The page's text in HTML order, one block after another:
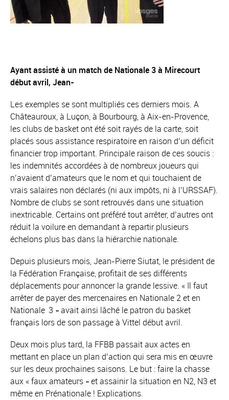
Ayant assisté à un match de Nationale 3 à Mirecourt
début avril, Jean-
Les exemples se sont multipliés ces derniers mois. A
Châteauroux, à Luçon, à Bourbourg, à Aix-en-Provence,
les clubs de basket ont été soit rayés de la carte, soit
placés sous assistance respiratoire en raison d’un déficit
financier trop important. Principale raison de ces soucis :
les indemnités accordées à de nombreux joueurs qui
n’avaient d’amateurs que le nom et qui touchaient de
vrais salaires non déclarés (ni aux impôts, ni à l’URSSAF).
Nombre de clubs se sont retrouvés dans une situation
inextricable. Certains ont préféré tout arrêter, d’autres ont
réduit la voilure en demandant à repartir plusieurs
échelons plus bas dans la hiérarchie nationale.
Depuis plusieurs mois, Jean-Pierre Siutat, le président de
la Fédération Française, profitait de ses différents
déplacements pour annoncer la grande lessive. « Il faut
arrêter de payer des mercenaires en Nationale 2 et en
Nationale 3 » avait ainsi lâché le patron du basket
français lors de son passage à Vittel début avril.
Deux mois plus tard, la FFBB passait aux actes en
mettant en place un plan d’action qui sera mis en œuvre
sur les deux prochaines saisons. Le but : faire la chasse
aux « faux amateurs » et assainir la situation en N2, N3 et
même en Prénationale ! Explications.